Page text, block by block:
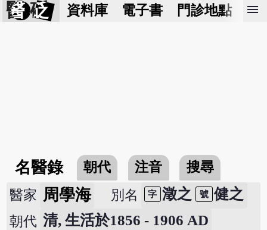
醫 砭 資料庫 電子書 門診地點 預
menu
名醫錄 朝代 注音
搜尋
醫家 周學海 別名 字 澂之 號 健之
朝代 清, 生活於1856 - 1906 AD